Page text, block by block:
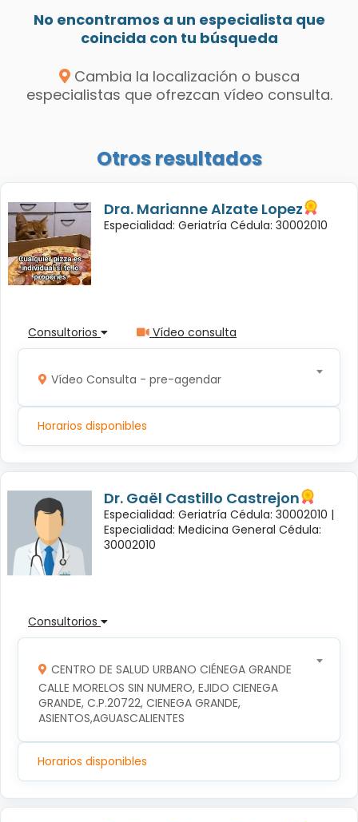
No encontramos a un especialista que
coincida con tu búsqueda
Cambia la localización o busca
especialistas que ofrezcan vídeo consulta.
Otros resultados
Dra. Marianne Alzate Lopez
Especialidad: Geriatría Cédula: 30002010
Consultorios Vídeo consulta
Vídeo Consulta - pre-agendar
Horarios disponibles
Dr. Gaël Castillo Castrejon
Especialidad: Geriatría Cédula: 30002010 |
Especialidad: Medicina General Cédula:
30002010
Consultorios
CENTRO DE SALUD URBANO CIÉNEGA GRANDE
CALLE MORELOS SIN NUMERO, EJIDO CIENEGA
GRANDE, C.P.20722, CIENEGA GRANDE,
ASIENTOS,AGUASCALIENTES
Horarios disponibles